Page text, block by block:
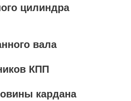
цилиндра
вала
КПП
кардана